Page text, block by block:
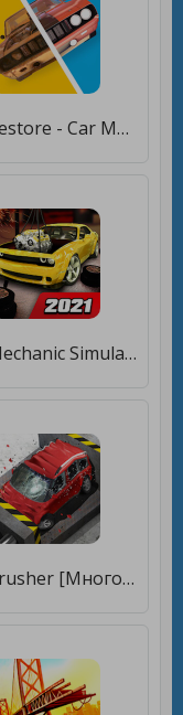
Car Restore - Car Mechanic [Много монет]
Car Mechanic Simulator 21: repair & tune cars [Бесплатные покупки]
Car Crusher [Много монет]